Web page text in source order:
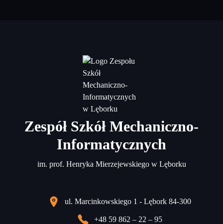
Zespół Szkół Mechaniczno-
Informatycznych
im. prof. Henryka Mierzejewskiego w Lęborku
ul. Marcinkowskiego 1 - Lębork 84-300
+48 59 862 – 22 – 95